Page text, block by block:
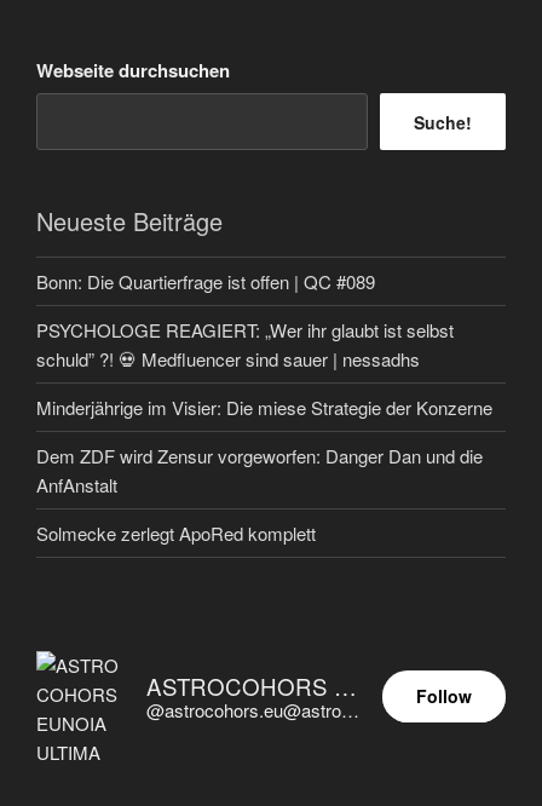
Webseite durchsuchen
Suche!
Neueste Beiträge
Bonn: Die Quartierfrage ist offen | QC #089
PSYCHOLOGE REAGIERT: „Wer ihr glaubt ist selbst
schuld” ?! 💀 Medfluencer sind sauer | nessadhs
Minderjährige im Visier: Die miese Strategie der Konzerne
Dem ZDF wird Zensur vorgeworfen: Danger Dan und die
AnfAnstalt
Solmecke zerlegt ApoRed komplett
ASTROCOHORS EUNOIA ULTIMA
@astrocohors.eu@astrocohors.eu
Follow